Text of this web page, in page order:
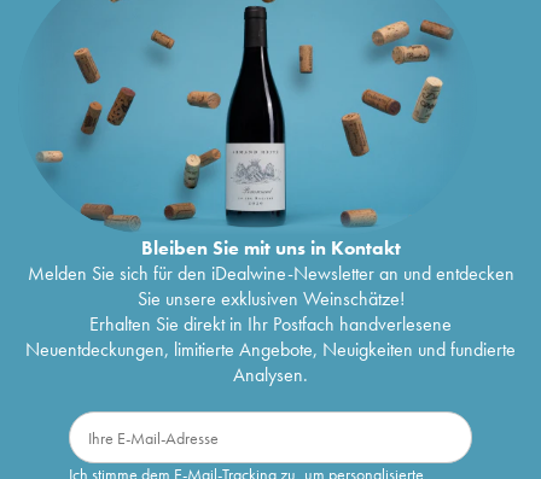
Bleiben Sie mit uns in Kontakt
Melden Sie sich für den iDealwine-Newsletter an und entdecken
Sie unsere exklusiven Weinschätze!
Erhalten Sie direkt in Ihr Postfach handverlesene
Neuentdeckungen, limitierte Angebote, Neuigkeiten und fundierte
Analysen.
Ich stimme dem E-Mail-Tracking zu, um personalisierte